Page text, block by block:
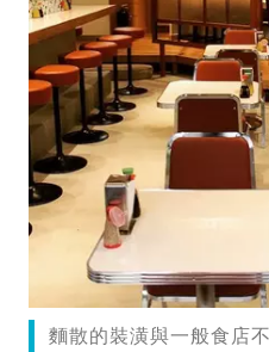
麵散的裝潢與一般食店